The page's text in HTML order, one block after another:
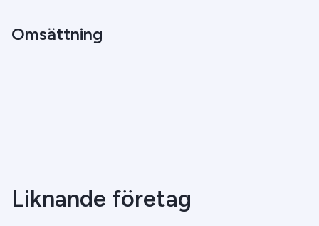
Omsättning
Liknande företag